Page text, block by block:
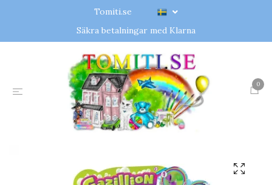
Tomiti.se
Säkra betalningar med Klarna
0